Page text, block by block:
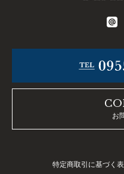
お
特定商取引に基づく